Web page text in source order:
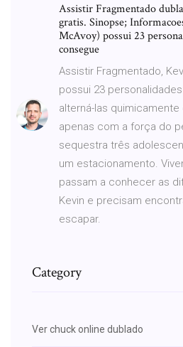
Assistir Fragmentado
gratis. Sinopse;
McAvoy) possui 23
consegue
Assistir Fragmentado,
possui 23
alterná-las
apenas com a força do
sequestra três
um estacionamento.
passam a conhecer as
Kevin e precisam
escapar.
Category
Ver chuck online dublado